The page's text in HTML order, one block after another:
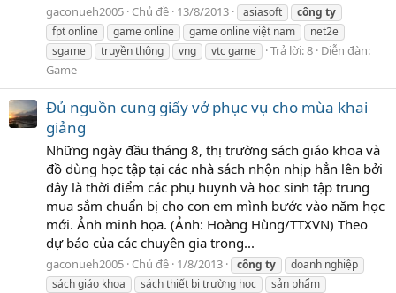
gaconueh2005 Chủ đề 13/8/2013 asiasoft công ty
fpt online
game online game online việt nam
net2e
sgame
truyền thông vng vtc game Trả lời: 8 Diễn đàn:
Game
Đủ nguồn cung giấy vở phục vụ cho mùa khai
giảng
Những ngày đầu tháng 8, thị trường sách giáo khoa và
đồ dùng học tập tại các nhà sách nhộn nhịp hẳn lên bởi
đây là thời điểm các phụ huynh và học sinh tập trung
mua sắm chuẩn bị cho con em mình bước vào năm học
mới. Ảnh minh họa. (Ảnh: Hoàng Hùng/TTXVN) Theo
dự báo của các chuyên gia trong...
gaconueh2005 Chủ đề 1/8/2013 công ty
doanh nghiệp
sách giáo khoa
sách thiết bị trường học
sản phẩm